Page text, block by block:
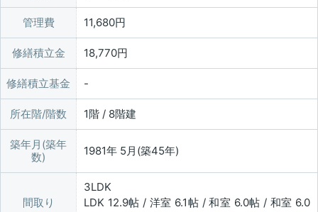
管理費 11,680円
修繕積立金 18,770円
修繕積立基金
所在階/階数 1階 / 8階建
築年月(築年
数)
1981年 5月(築45年)
間取り
3LDK
LDK 12.9帖 / 洋室 6.1帖 / 和室 6.0帖 / 和室 6.0